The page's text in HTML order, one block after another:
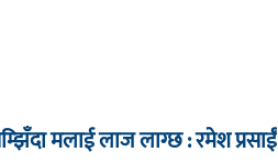
मलाई लाज लाग्छ : रमेश प्रसाईं